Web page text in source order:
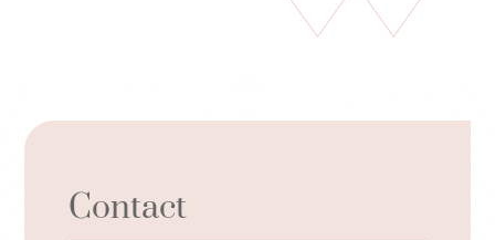
Contact